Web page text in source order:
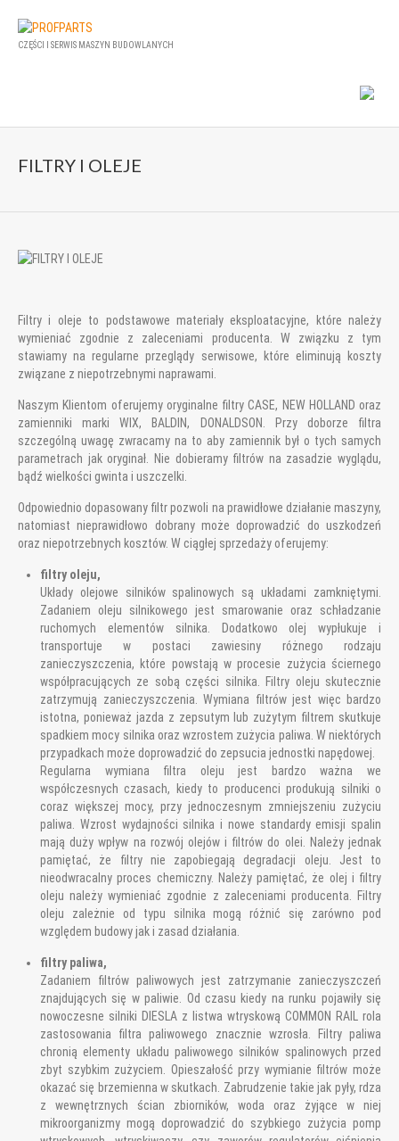
CZĘŚCI I SERWIS MASZYN BUDOWLANYCH
FILTRY I OLEJE
Filtry i oleje to podstawowe materiały eksploatacyjne, które należy
wymieniać zgodnie z zaleceniami producenta. W związku z tym
stawiamy na regularne przeglądy serwisowe, które eliminują koszty
związane z niepotrzebnymi naprawami.
Naszym Klientom oferujemy oryginalne filtry CASE, NEW HOLLAND oraz
zamienniki marki WIX, BALDIN, DONALDSON. Przy doborze filtra
szczególną uwagę zwracamy na to aby zamiennik był o tych samych
parametrach jak oryginał. Nie dobieramy filtrów na zasadzie wyglądu,
bądź wielkości gwinta i uszczelki.
Odpowiednio dopasowany filtr pozwoli na prawidłowe działanie maszyny,
natomiast nieprawidłowo dobrany może doprowadzić do uszkodzeń
oraz niepotrzebnych kosztów. W ciągłej sprzedaży oferujemy:
filtry oleju,
Układy olejowe silników spalinowych są układami zamkniętymi.
Zadaniem oleju silnikowego jest smarowanie oraz schładzanie
ruchomych elementów silnika. Dodatkowo olej wypłukuje i
transportuje w postaci zawiesiny różnego rodzaju
zanieczyszczenia, które powstają w procesie zużycia ściernego
współpracujących ze sobą części silnika. Filtry oleju skutecznie
zatrzymują zanieczyszczenia. Wymiana filtrów jest więc bardzo
istotna, ponieważ jazda z zepsutym lub zużytym filtrem skutkuje
spadkiem mocy silnika oraz wzrostem zużycia paliwa. W niektórych
przypadkach może doprowadzić do zepsucia jednostki napędowej.
Regularna wymiana filtra oleju jest bardzo ważna we
współczesnych czasach, kiedy to producenci produkują silniki o
coraz większej mocy, przy jednoczesnym zmniejszeniu zużyciu
paliwa. Wzrost wydajności silnika i nowe standardy emisji spalin
mają duży wpływ na rozwój olejów i filtrów do olei. Należy jednak
pamiętać, że filtry nie zapobiegają degradacji oleju. Jest to
nieodwracalny proces chemiczny. Należy pamiętać, że olej i filtry
oleju należy wymieniać zgodnie z zaleceniami producenta. Filtry
oleju zależnie od typu silnika mogą różnić się zarówno pod
względem budowy jak i zasad działania.
filtry paliwa,
Zadaniem filtrów paliwowych jest zatrzymanie zanieczyszczeń
znajdujących się w paliwie. Od czasu kiedy na runku pojawiły się
nowoczesne silniki DIESLA z listwa wtryskową COMMON RAIL rola
zastosowania filtra paliwowego znacznie wzrosła. Filtry paliwa
chronią elementy układu paliwowego silników spalinowych przed
zbyt szybkim zużyciem. Opieszałość przy wymianie filtrów może
okazać się brzemienna w skutkach. Zabrudzenie takie jak pyły, rdza
z wewnętrznych ścian zbiorników, woda oraz żyjące w niej
mikroorganizmy mogą doprowadzić do szybkiego zużycia pomp